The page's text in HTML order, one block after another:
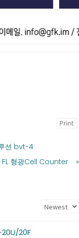
Print
션 bvt-4
형광Cell Counter
»
20F